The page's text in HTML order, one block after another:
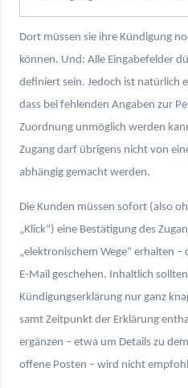
Dort müssen sie ihre Kündigung
können. Und: Alle Eingabefelder
definiert sein. Jedoch ist natürlich
dass bei fehlenden Angaben zur
Zuordnung unmöglich werden
Zugang darf übrigens nicht von
abhängig gemacht werden.
Die Kunden müssen sofort (also
„Klick“) eine Bestätigung des
„elektronischem Wege“ erhalten –
E-Mail geschehen. Inhaltlich
Kündigungserklärung nur ganz
samt Zeitpunkt der Erklärung
ergänzen – etwa um Details zu
offene Posten – wird nicht